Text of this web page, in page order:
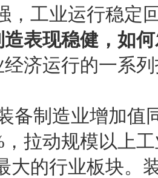
，工业运行稳定
造表现稳健，如
运行的一系列
制造业增加值
，拉动规模以上
大的行业板块。